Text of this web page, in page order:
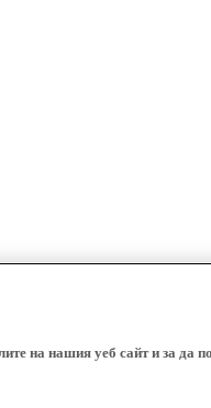
на нашия уеб сайт и за да